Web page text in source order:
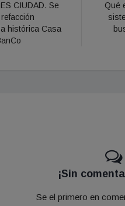
CIUDAD. Se
histórica Casa
Qué
¡Sin
Se el primero en